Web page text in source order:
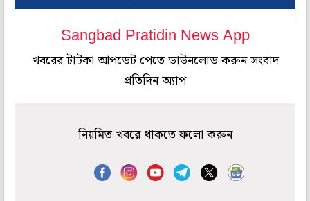
Sangbad Pratidin News App
খবরের টাটকা আপডেট পেতে ডাউনলোড করুন সংবাদ
প্রতিদিন অ্যাপ
নিয়মিত খবরে থাকতে ফলো করুন